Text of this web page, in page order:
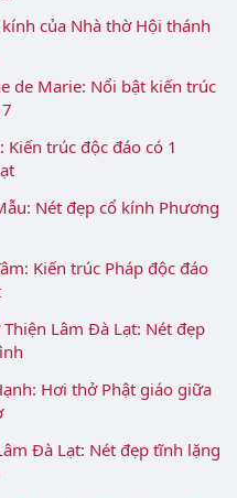
của Nhà thờ Hội thánh
de Marie: Nổi bật kiến trúc
Kiến trúc độc đáo có 1
Nét đẹp cổ kính Phương
Kiến trúc Pháp độc đáo
Lâm Đà Lạt: Nét đẹp
Hơi thở Phật giáo giữa
Đà Lạt: Nét đẹp tĩnh lặng